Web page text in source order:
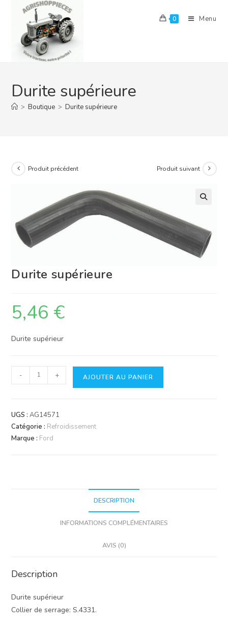
content
0 Menu
Durite supérieure
> Boutique > Durite supérieure
Produit précédent Produit suivant
Durite supérieure
5,46 €
Durite supérieur
quantité
de
supérieure
- + AJOUTER AU PANIER
UGS :AG14571
Catégorie : Refroidissement
Marque : Ford
DESCRIPTION
INFORMATIONS COMPLÉMENTAIRES
AVIS (0)
Description
Durite supérieur
Collier de serrage: S.4331.